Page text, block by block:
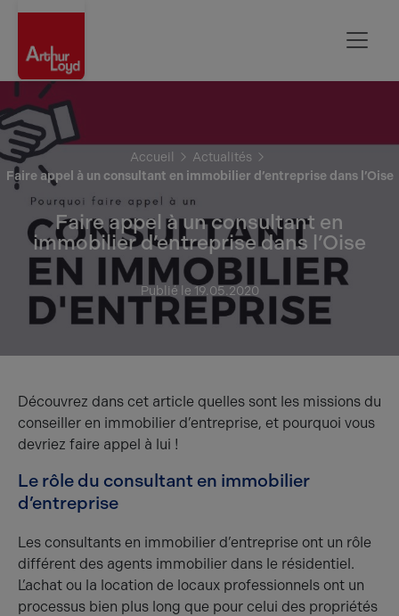
Oise
Accueil
Actualités
Faire appel à un consultant en immobilier d’entreprise dans l’Oise
Faire appel à un consultant en
immobilier d’entreprise dans l’Oise
Publié le 19.05.2020
Découvrez dans cet article quelles sont les missions du
conseiller en immobilier d’entreprise, et pourquoi vous
devriez faire appel à lui !
Le rôle du consultant en immobilier
d’entreprise
Les consultants en immobilier d’entreprise ont un rôle
différent des agents immobilier dans le résidentiel.
L’achat ou la location de locaux professionnels ont un
processus bien plus long que pour celui des propriétés